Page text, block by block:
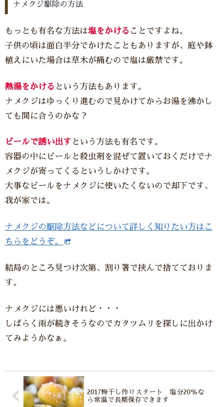
ナメクジ駆除の方法
もっとも有名な方法は塩をかける ことですよね。
子供の頃は面白半分でかけたこともありますが、庭や鉢
植えにいた場合は草木が痛むので塩は厳禁です。
熱湯をかける という方法もあります。
ナメクジはゆっくり進むので見かけてからお湯を沸かし
ても間に合うのかな？
ビールで誘い出す という方法も有名です。
容器の中にビールと殺虫剤を混ぜて置いておくだけでナ
メクジが寄ってくるというしかけです。
大事なビールをナメクジに使いたくないので却下です、
我が家では。
ナメクジの駆除方法などについて詳しく知りたい方はこ
ちらをどうぞ。
結局のところ見つけ次第、割り箸で挟んで捨てておりま
す。
ナメクジには悪いけれど・・・
しばらく雨が続きそうなのでカタツムリを探しに出かけ
てみようかなぁ。
2017梅干し作りスタート 塩分20％な
ら常温で長期保存できます